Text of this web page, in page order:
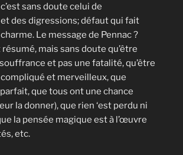
sans doute celui de
des digressions; défaut qui fait
Le message de Pennac ?
mais sans doute qu’être
et pas une fatalité, qu’être
et merveilleux, que
que tous ont une chance
la donner), que rien ‘est perdu ni
la pensée magique est à l’œuvre
etc.